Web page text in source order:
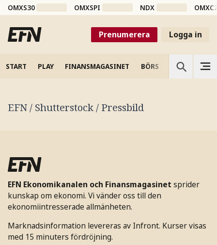
OMXS30 OMXSPI NDX
Prenumerera Logga in
START PLAY FINANSMAGASINET BÖRS VETENSKAP
EFN / Shutterstock / Pressbild
EFN Ekonomikanalen och Finansmagasinet sprider
kunskap om ekonomi. Vi vänder oss till den
ekonomiintresserade allmänheten.
Marknadsinformation levereras av Infront. Kurser visas
med 15 minuters fördröjning.